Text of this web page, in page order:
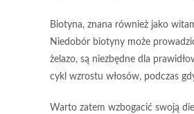
Biotyna, znana również jako
Niedobór biotyny może
żelazo, są niezbędne dla
cykl wzrostu włosów, podczas
Warto zatem wzbogacić swoją